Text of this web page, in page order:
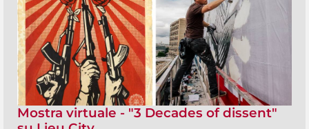
Mostra virtuale - "3 Decades of dissent"